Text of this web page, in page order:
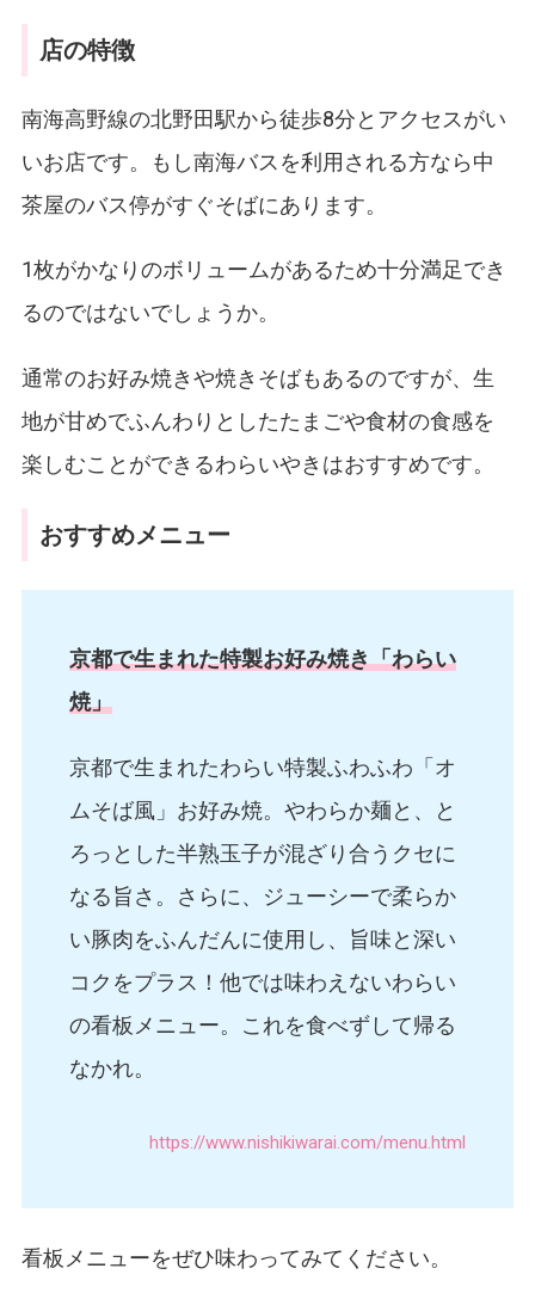
店の特徴
南海高野線の北野田駅から徒歩8分とアクセスがい
いお店です。もし南海バスを利用される方なら中
茶屋のバス停がすぐそばにあります。
1枚がかなりのボリュームがあるため十分満足でき
るのではないでしょうか。
通常のお好み焼きや焼きそばもあるのですが、生
地が甘めでふんわりとしたたまごや食材の食感を
楽しむことができるわらいやきはおすすめです。
おすすめメニュー
京都で生まれた特製お好み焼き「わらい
焼」
京都で生まれたわらい特製ふわふわ「オ
ムそば風」お好み焼。やわらか麺と、と
ろっとした半熟玉子が混ざり合うクセに
なる旨さ。さらに、ジューシーで柔らか
い豚肉をふんだんに使用し、旨味と深い
コクをプラス！他では味わえないわらい
の看板メニュー。これを食べずして帰る
なかれ。
https://www.nishikiwarai.com/menu.html
看板メニューをぜひ味わってみてください。